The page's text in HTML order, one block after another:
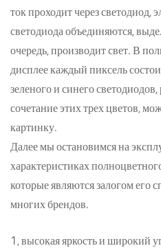
ток проходит через светодиод,
светодиода объединяются,
очередь, производит свет. В
дисплее каждый пиксель
зеленого и синего светодиодов,
сочетание этих трех цветов,
картинку.
Далее мы остановимся на
характеристиках
которые являются залогом его
многих брендов.
1, высокая яркость и широкий